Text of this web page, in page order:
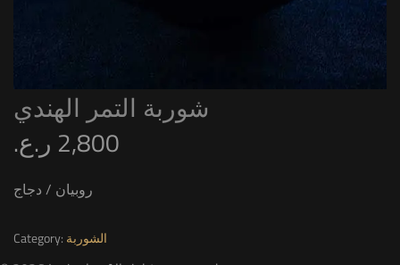
شوربة التمر الهندي
2,800 ر.ع.
روبيان / دجاج
Category: الشوربة